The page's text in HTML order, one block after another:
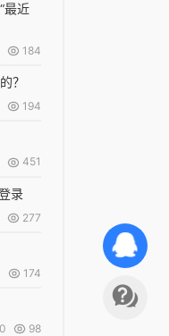
最近
184
？
194
451
录
277
174
0 98